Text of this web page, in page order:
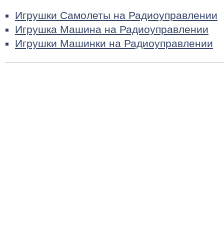
Игрушки Самолеты на Радиоуправлении
Игрушка Машина на Радиоуправлении
Игрушки Машинки на Радиоуправлении